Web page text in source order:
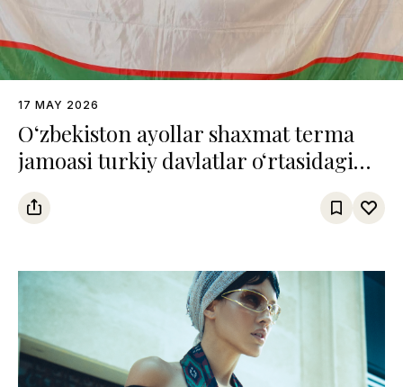
17 MAY 2026
O‘zbekiston ayollar shaxmat terma
jamoasi turkiy davlatlar o‘rtasidagi
chempionatda uchinchi o‘rinni
egalladi